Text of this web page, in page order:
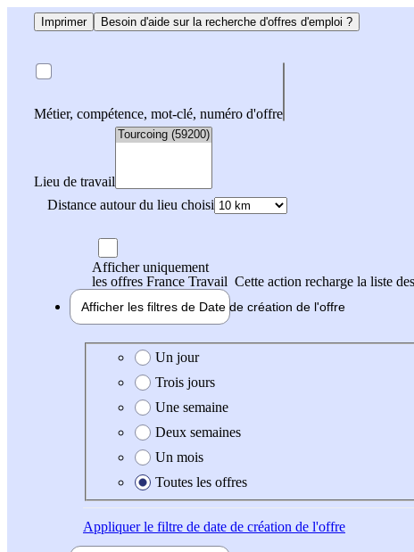
Imprimer Besoin d'aide sur la recherche d'offres d'emploi ?
Métier, compétence, mot-clé, numéro d'offre
Lieu de travail
Distance autour du lieu choisi
Afficher uniquement
les offres France Travail Cette action recharge la liste
Afficher les filtres de Date de création de l'offre
Date de création de l'offre
Un jour
Trois jours
Une semaine
Deux semaines
Un mois
Toutes les offres
Appliquerle filtre de date de création de l'offre